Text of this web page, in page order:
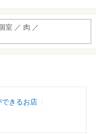
室 ／ 肉 ／
きるお店